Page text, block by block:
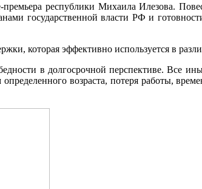
премьера республики Михаила Илезова.
государственной власти РФ и
которая эффективно используется в
в долгосрочной перспективе. Все
возраста, потеря работы,